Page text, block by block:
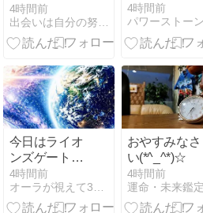
イドル（44歳
男性芸人の婚
活）
4時間前
出会いは自分の努力でつくれるもの・90日で理想のパートナー…
4時間前
今日はライオ
ンズゲートが
全開の末広が
りの日！過ご
し方は！さら
4時間前
オーラが視えて30年！開運☆オーラリーディング
おやすみなさ
い(*^_^*)☆
4時間前